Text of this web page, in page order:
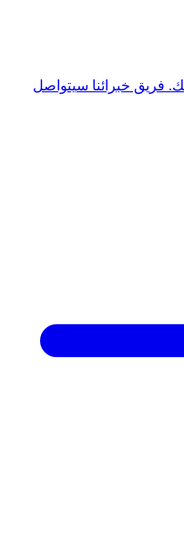
فريق خبرائنا سيتواصل